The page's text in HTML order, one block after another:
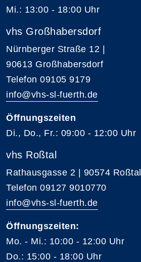
Mi.: 13:00 - 18:00 Uhr
vhs Großhabersdorf
Nürnberger Straße 12 |
90613 Großhabersdorf
Telefon 09105 9179
info@vhs-sl-fuerth.de
Öffnungszeiten
Di., Do., Fr.: 09:00 - 12:00 Uhr
vhs Roßtal
Rathausgasse 2 | 90574 Roßtal
Telefon 09127 9010770
info@vhs-sl-fuerth.de
Öffnungszeiten:
Mo. - Mi.: 10:00 - 12:00 Uhr
Do.: 15:00 - 18:00 Uhr